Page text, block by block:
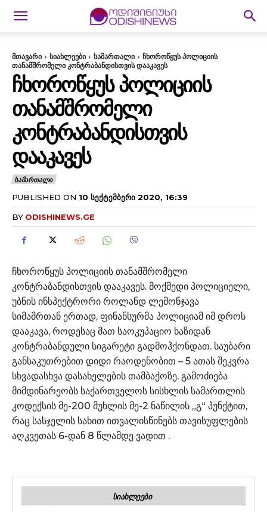
მთავარი სიახლეები სამართალი
ჩხოროწყუს პოლიციის
თანამშრომელი კონტრაბანდისთვის დააკავეს
ᲩᲮᲝᲠᲝᲬᲧᲣᲡ ᲞᲝᲚᲘᲪᲘᲘᲡ
ᲗᲐᲜᲐᲛᲨᲠᲝᲛᲔᲚᲘ
ᲙᲝᲜᲢᲠᲐᲑᲐᲜᲓᲘᲡᲗᲕᲘᲡ
ᲓᲐᲐᲙᲐᲕᲔᲡ
ᲡᲐᲛᲐᲠᲗᲐᲚᲘ
PUBLISHED ON 10 ᲡᲔᲥᲢᲔᲛᲑᲔᲠᲘ 2020, 16:39
BY ODISHINEWS.GE
ჩხოროწყუს პოლიციის თანამშრომელი
კონტრაბანდისთვის დააკავეს. მოქმედი პოლიციელი,
უბნის ინსპექტრორი როლანდ ლემონჯავა
სიმამრთან ერთად, ფინანსურმა პოლიციამ იმ დროს
დააკავა, როდესაც მათ საოკუპაციო ხაზიდან
კონტრაბანდული სიგარეტი გადმოჰქონდათ. საუბარი
განსაკუთრებით დიდი რაოდენობით – 5 ათას შეკვრა
სხვადასხვა დასახელების თამბაქოზე. გამოძიება
მიმდინარეობს საქართველოს სისხლის სამართლის
კოდექსის მე-200 მუხლის მე-2 ნაწილის „გ“ პუნქტით,
რაც სასჯელის სახით ითვალისწინებს თავისუფლების
აღკვეთას 6-დან 8 წლამდე ვადით .
ᲡᲘᲐᲮᲚᲔᲔᲑᲘ